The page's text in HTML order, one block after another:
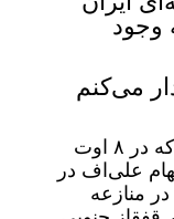
وجود
می‌کنم
طرح صلح ارمنستان و آذربایجان، که در ۸ اوت
علی‌اف در
منازعه